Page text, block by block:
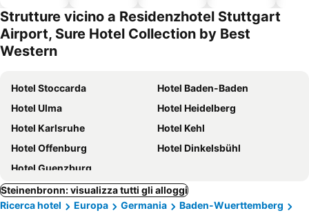
Strutture vicino a Residenzhotel Stuttgart
Airport, Sure Hotel Collection by Best
Western
Hotel Stoccarda
Hotel Baden-Baden
Hotel Ulma
Hotel Heidelberg
Hotel Karlsruhe
Hotel Kehl
Hotel Offenburg
Hotel Dinkelsbühl
Hotel Guenzburg
Steinenbronn: visualizza tutti gli alloggi
Ricerca hotel
Europa Germania
Baden-Wuerttemberg